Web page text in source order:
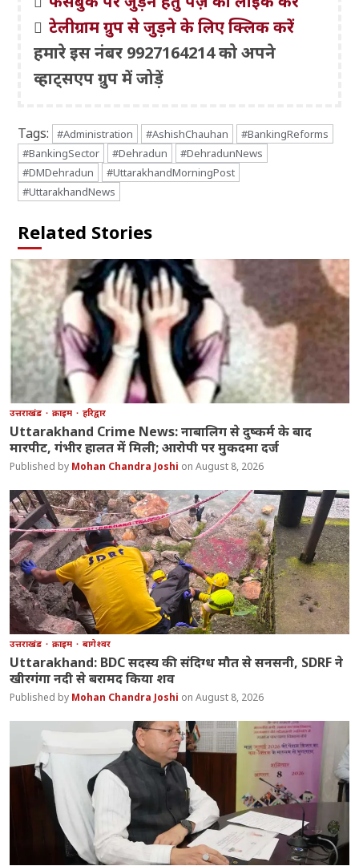
टेलीग्राम ग्रुप से जुड़ने के लिए क्लिक करें
हमारे इस नंबर 9927164214 को अपने
व्हाट्सएप ग्रुप में जोड़ें
Tags: #Administration #AshishChauhan
#BankingReforms
#BankingSector
#Dehradun
#DehradunNews
#DMDehradun
#UttarakhandMorningPost
#UttarakhandNews
Related Stories
उत्तराखंड क्राइम हरिद्वार
Uttarakhand Crime News: नाबालिग से दुष्कर्म के बाद
मारपीट, गंभीर हालत में मिली; आरोपी पर मुकदमा दर्ज
Mohan Chandra Joshi August 8, 2026
उत्तराखंड क्राइम बागेश्वर
Uttarakhand: BDC सदस्य की संदिग्ध मौत से सनसनी, SDRF ने
खीरगंगा नदी से बरामद किया शव
Mohan Chandra Joshi August 8, 2026